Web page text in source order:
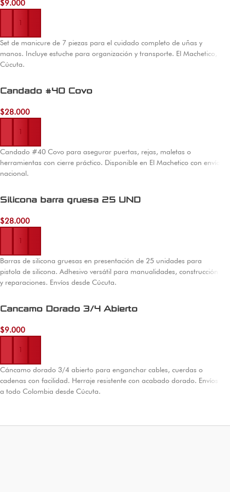
$9.000
Añadir al carrito
Set de manicure de 7 piezas para el cuidado completo de uñas y
manos. Incluye estuche para organización y transporte. El Machetico,
Cúcuta.
Candado #40 Covo
$28.000
Añadir al carrito
Candado #40 Covo para asegurar puertas, rejas, maletas o
herramientas con cierre práctico. Disponible en El Machetico con envío
nacional.
Silicona barra gruesa 25 UND
$28.000
Añadir al carrito
Barras de silicona gruesas en presentación de 25 unidades para
pistola de silicona. Adhesivo versátil para manualidades, construcción
y reparaciones. Envíos desde Cúcuta.
Cancamo Dorado 3/4 Abierto
$9.000
Añadir al carrito
Cáncamo dorado 3/4 abierto para enganchar cables, cuerdas o
cadenas con facilidad. Herraje resistente con acabado dorado. Envíos
a todo Colombia desde Cúcuta.